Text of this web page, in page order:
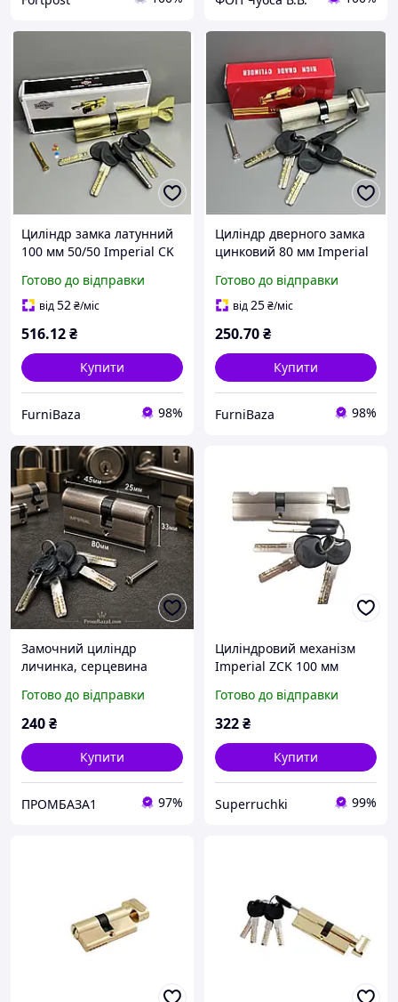
Циліндр замка латунний
100 мм 50/50 Imperial CK
вхідних, металевих та
дерев'яних дверей
Готово до відправки
від52₴/міс
516.12₴
Купити
FurniBaza 98%
Циліндр дверного замка
цинковий 80 мм Imperial
баранчик для вхідних та
міжкімнатних дверей
Готово до відправки
від25₴/міс
250.70₴
Купити
FurniBaza 98%
Замочний циліндр
личинка, серцевина
ОРИГІНАЛ
Готово до відправки
240₴
Купити
ПРОМБАЗА1 97%
Циліндровий механізм
Imperial ZCK 100 мм
(сатин)
Готово до відправки
322₴
Купити
Superruchki 99%